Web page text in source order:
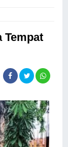
Tempat